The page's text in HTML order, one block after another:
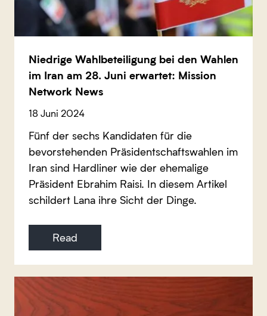
Niedrige Wahlbeteiligung bei den Wahlen
im Iran am 28. Juni erwartet: Mission
Network News
18 Juni 2024
Fünf der sechs Kandidaten für die
bevorstehenden Präsidentschaftswahlen im
Iran sind Hardliner wie der ehemalige
Präsident Ebrahim Raisi. In diesem Artikel
schildert Lana ihre Sicht der Dinge.
Read